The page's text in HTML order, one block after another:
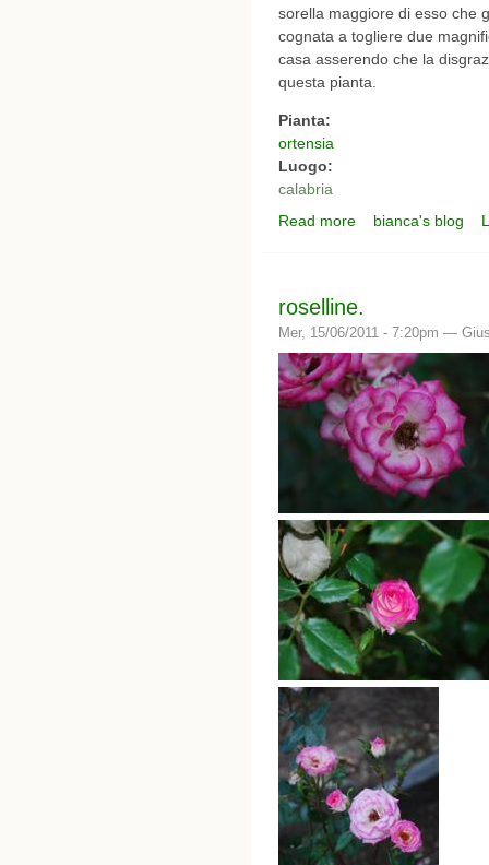
sorella maggiore di esso che
cognata a togliere due
casa asserendo che la
questa pianta.
Pianta:
ortensia
Luogo:
calabria
Read more about ortensie e
bianca's blog
roselline.
Mer, 15/06/2011 - 7:20pm —